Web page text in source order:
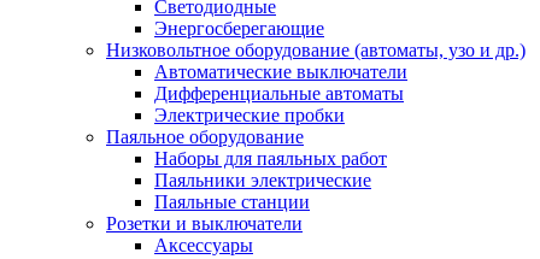
Светодиодные
Энергосберегающие
Низковольтное оборудование (автоматы, узо и др.)
Автоматические выключатели
Дифференциальные автоматы
Электрические пробки
Паяльное оборудование
Наборы для паяльных работ
Паяльники электрические
Паяльные станции
Розетки и выключатели
Аксессуары